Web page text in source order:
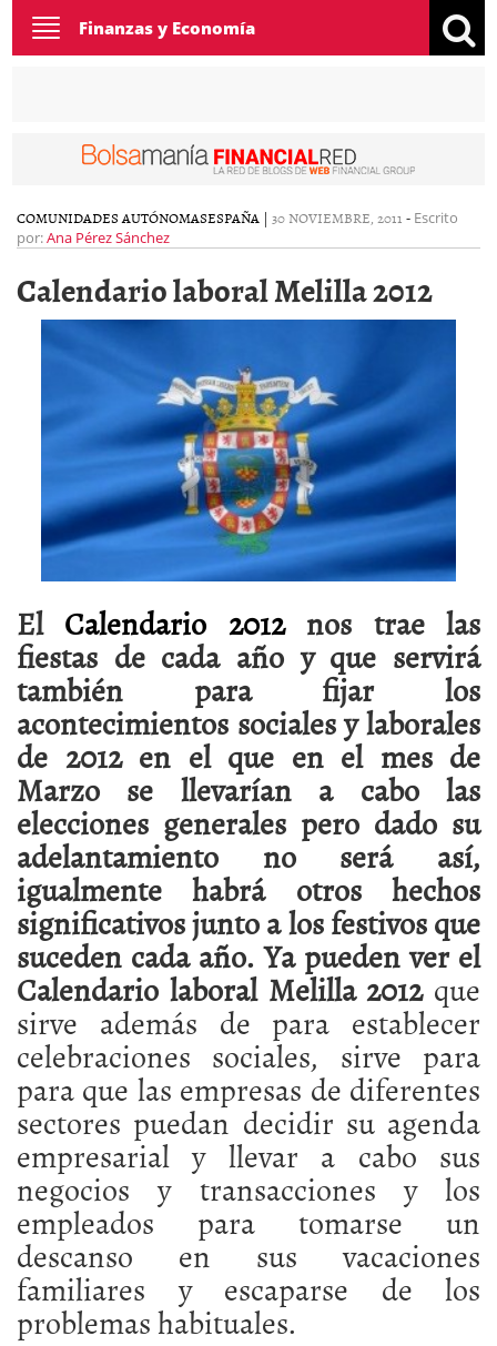
Toggle
navigation
Finanzas y Economía
COMUNIDADES AUTÓNOMASESPAÑA | 30 NOVIEMBRE, 2011 - Escrito
por:Ana Pérez Sánchez
Calendario laboral Melilla 2012
El Calendario 2012 nos trae las
fiestas de cada año y que servirá
también para fijar los
acontecimientos sociales y laborales
de 2012 en el que en el mes de
Marzo se llevarían a cabo las
elecciones generales pero dado su
adelantamiento no será así,
igualmente habrá otros hechos
significativos junto a losfestivos que
suceden cada año. Ya pueden ver el
Calendario laboral Melilla 2012 que
sirve además de para establecer
celebraciones sociales, sirve para
para que las empresas de diferentes
sectores puedan decidir su agenda
empresarial y llevar a cabo sus
negocios y transacciones y los
empleados para tomarse un
descanso en sus vacaciones
familiares y escaparse de los
problemas habituales.